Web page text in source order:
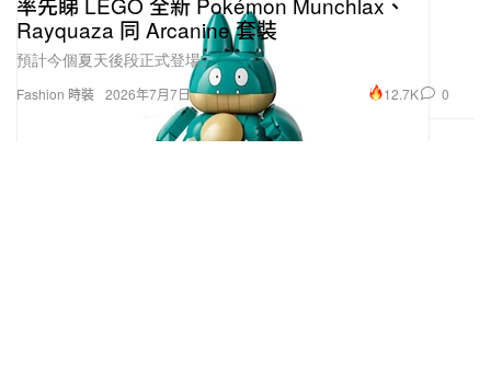
Fashion 時裝
Rayquaza 同 Arcanine 套裝
預計今個夏天後段正式登場。
2026年7月7日 12.7K 0